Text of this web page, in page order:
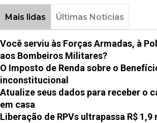
Mais lidas Últimas Notícias
Você serviu às Forças Armadas, à
aos Bombeiros Militares?
O Imposto de Renda sobre o
inconstitucional
Atualize seus dados para receber o
em casa
Liberação de RPVs ultrapassa R$ 1,9